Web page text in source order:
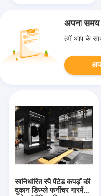
अपना
हमें आप के
स्वनिर्धारित स्पै पेंटेड कपड़ों की
दुकान डिस्प्ले फर्नीचर गारमेंट